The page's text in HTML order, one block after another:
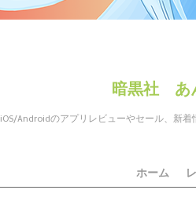
暗黒社 あ
iOS/Androidのアプリレビューやセール、新
ホーム